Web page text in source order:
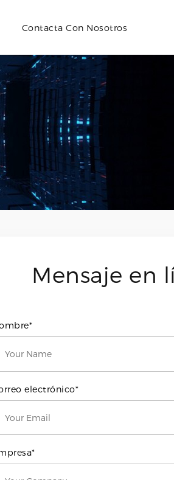
Contacta Con Nosotros
Mensaje en
electrónico*